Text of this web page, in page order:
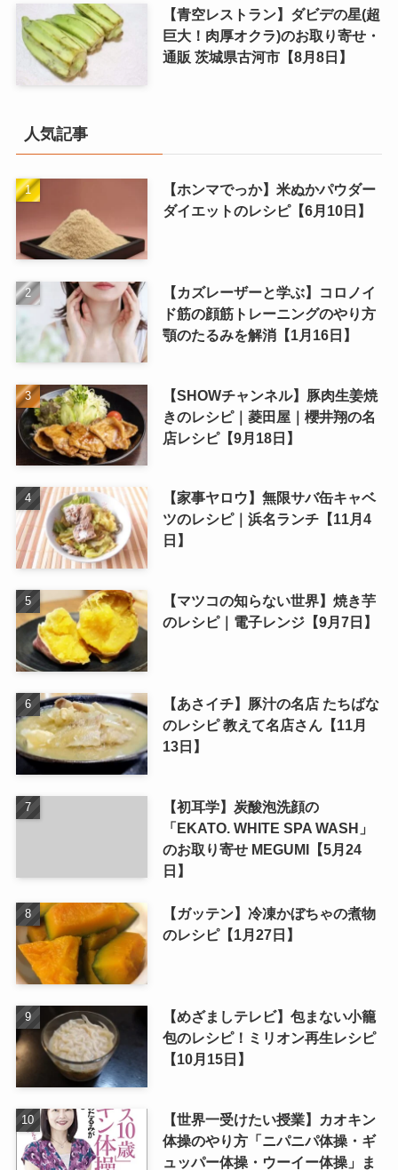
【青空レストラン】ダビデの星(超
巨大！肉厚オクラ)のお取り寄せ・
通販 茨城県古河市【8月8日】
人気記事
【ホンマでっか】米ぬかパウダー
ダイエットのレシピ【6月10日】
【カズレーザーと学ぶ】コロノイ
ド筋の顔筋トレーニングのやり方
顎のたるみを解消【1月16日】
【SHOWチャンネル】豚肉生姜焼
きのレシピ｜菱田屋｜櫻井翔の名
店レシピ【9月18日】
【家事ヤロウ】無限サバ缶キャベ
ツのレシピ｜浜名ランチ【11月4
日】
【マツコの知らない世界】焼き芋
のレシピ｜電子レンジ【9月7日】
【あさイチ】豚汁の名店 たちばな
のレシピ 教えて名店さん【11月
13日】
【初耳学】炭酸泡洗顔の
「EKATO. WHITE SPA WASH」
のお取り寄せ MEGUMI【5月24
日】
【ガッテン】冷凍かぼちゃの煮物
のレシピ【1月27日】
【めざましテレビ】包まない小籠
包のレシピ！ミリオン再生レシピ
【10月15日】
【世界一受けたい授業】カオキン
体操のやり方「ニパニパ体操・ギ
ュッパー体操・ウーイー体操」ま